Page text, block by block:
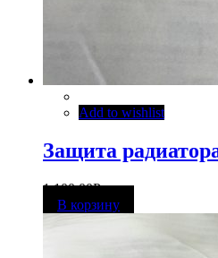
Add to wishlist
Защита
1 100,00Р
В корзину